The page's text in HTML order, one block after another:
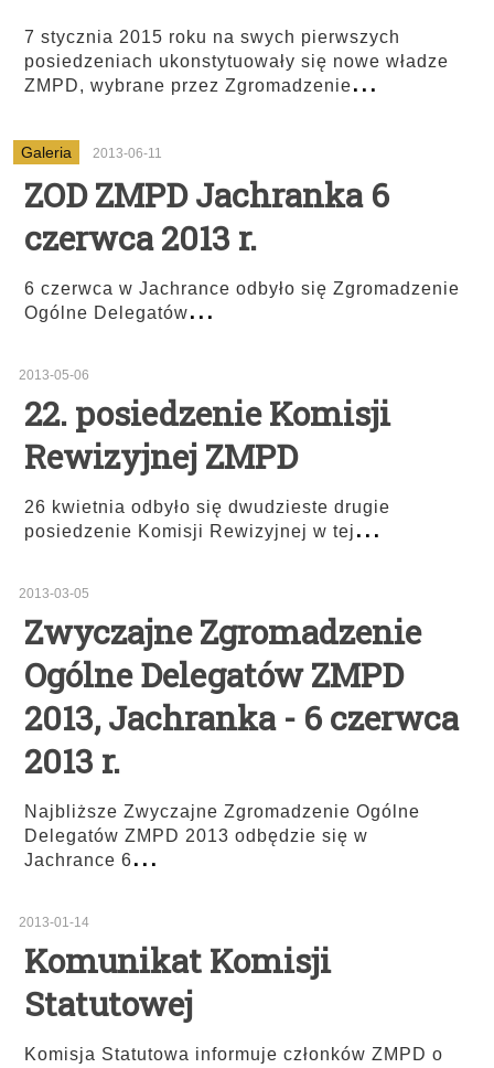
7 stycznia 2015 roku na swych pierwszych
posiedzeniach ukonstytuowały się nowe władze
ZMPD, wybrane przez Zgromadzenie...
Galeria 2013-06-11
ZOD ZMPD Jachranka 6
czerwca 2013 r.
6 czerwca w Jachrance odbyło się Zgromadzenie
Ogólne Delegatów...
2013-05-06
22. posiedzenie Komisji
Rewizyjnej ZMPD
26 kwietnia odbyło się dwudzieste drugie
posiedzenie Komisji Rewizyjnej w tej...
2013-03-05
Zwyczajne Zgromadzenie
Ogólne Delegatów ZMPD
2013, Jachranka - 6 czerwca
2013 r.
Najbliższe Zwyczajne Zgromadzenie Ogólne
Delegatów ZMPD 2013 odbędzie się w
Jachrance 6...
2013-01-14
Komunikat Komisji
Statutowej
Komisja Statutowa informuje członków ZMPD o